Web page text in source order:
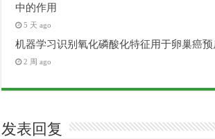
中的作用
5 天 ago
机器学习识别氧化磷酸化特征用于卵巢癌
2 周 ago
发表回复